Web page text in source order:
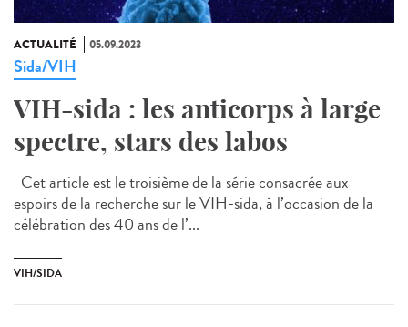
ACTUALITÉ 05.09.2023
Sida/VIH
VIH-sida : les anticorps à large
spectre, stars des labos
Cet article est le troisième de la série consacrée aux
espoirs de la recherche sur le VIH-sida, à l’occasion de la
célébration des 40 ans de l’...
VIH/SIDA